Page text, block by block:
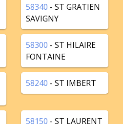
58340 - ST GRATIEN
SAVIGNY
58300 - ST HILAIRE
FONTAINE
58240 - ST IMBERT
58150 - ST LAURENT